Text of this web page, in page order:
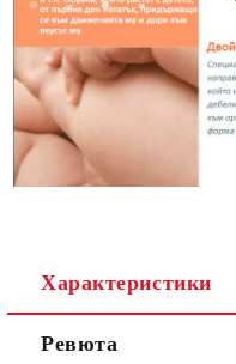
Характеристики
Ревюта